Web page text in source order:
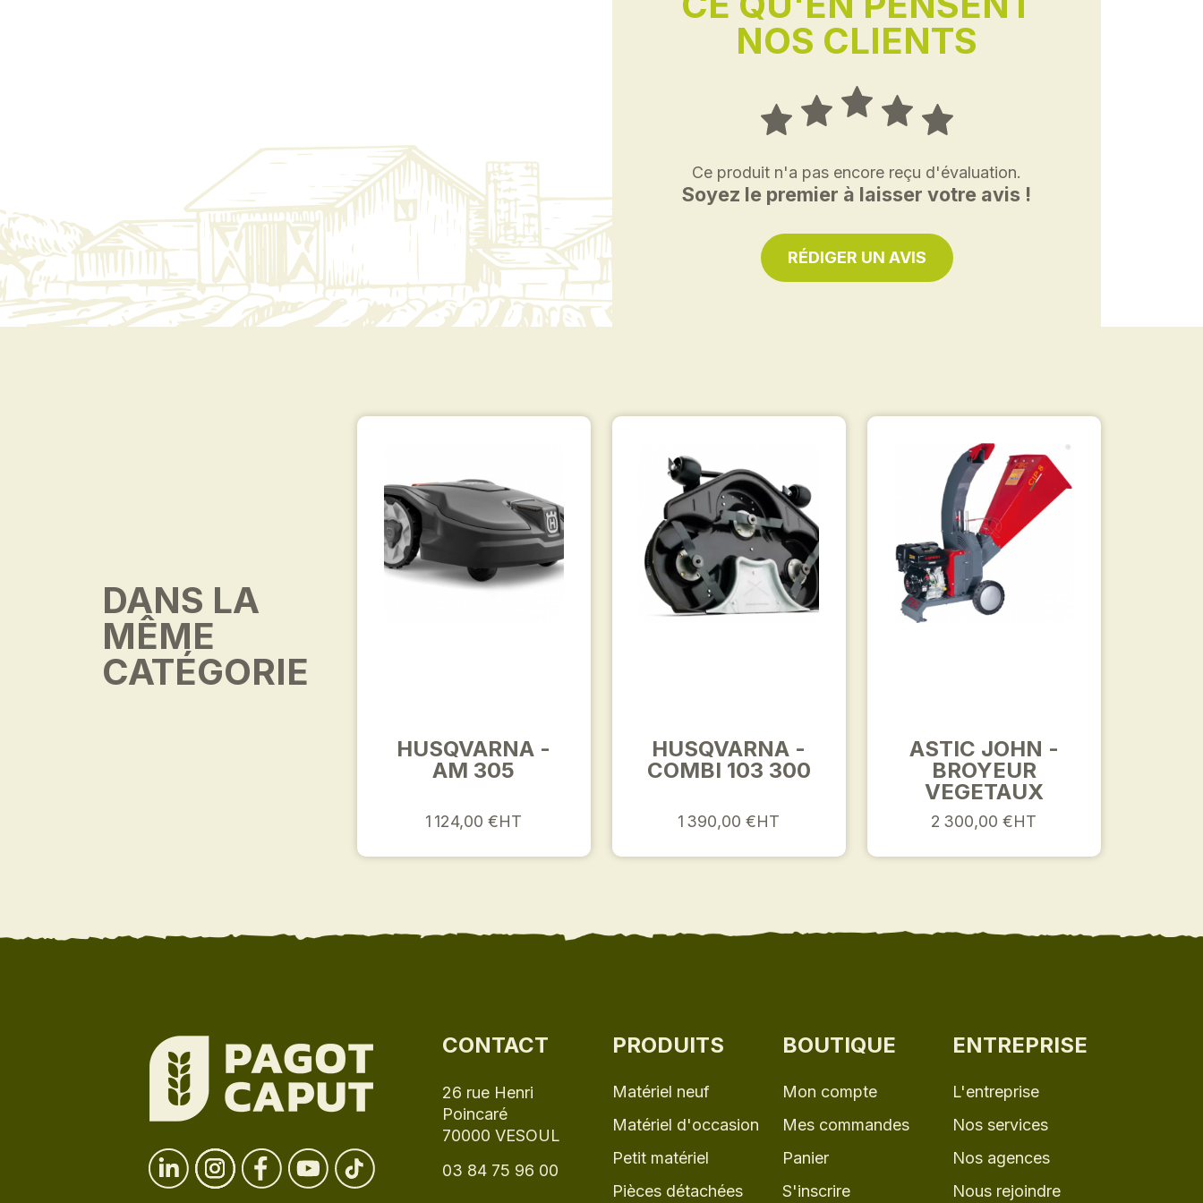
NOS CLIENTS
Ce produit n'a pas encore reçu d'évaluation.
Soyez le premier à laisser votre avis !
RÉDIGER UN AVIS
DANS LA
MÊME
CATÉGORIE
HUSQVARNA -
AM 305
1 124,00 €HT
HUSQVARNA -
COMBI 103 300
1 390,00 €HT
ASTIC JOHN -
BROYEUR
VEGETAUX
2 300,00 €HT
CONTACT
26 rue Henri
Poincaré
70000 VESOUL
03 84 75 96 00
PRODUITS
Matériel neuf
Matériel d'occasion
Petit matériel
Pièces détachées
BOUTIQUE
Mon compte
Mes commandes
Panier
S'inscrire
ENTREPRISE
L'entreprise
Nos services
Nos agences
Nous rejoindre